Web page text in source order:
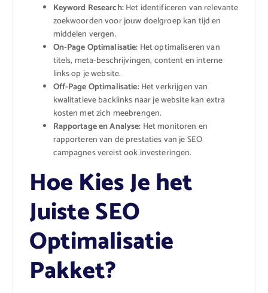
Keyword Research:Het identificeren van relevante
zoekwoorden voor jouw doelgroep kan tijd en
middelen vergen.
On-Page Optimalisatie: Het optimaliseren van
titels, meta-beschrijvingen, content en interne
links op je website.
Off-Page Optimalisatie:Het verkrijgen van
kwalitatieve backlinks naar je website kan extra
kosten met zich meebrengen.
Rapportage en Analyse: Het monitoren en
rapporteren van de prestaties van je SEO
campagnes vereist ook investeringen.
Hoe Kies Je het
Juiste SEO
Optimalisatie
Pakket?